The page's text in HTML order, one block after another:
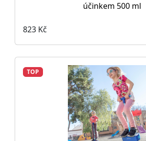
účinkem 500 ml
823 Kč
TOP